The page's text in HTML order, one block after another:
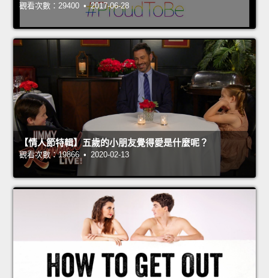
觀看次數：29400 • 2017-06-28
【情人節特輯】五歲的小朋友覺得愛是什麼呢？
觀看次數：19866 • 2020-02-13